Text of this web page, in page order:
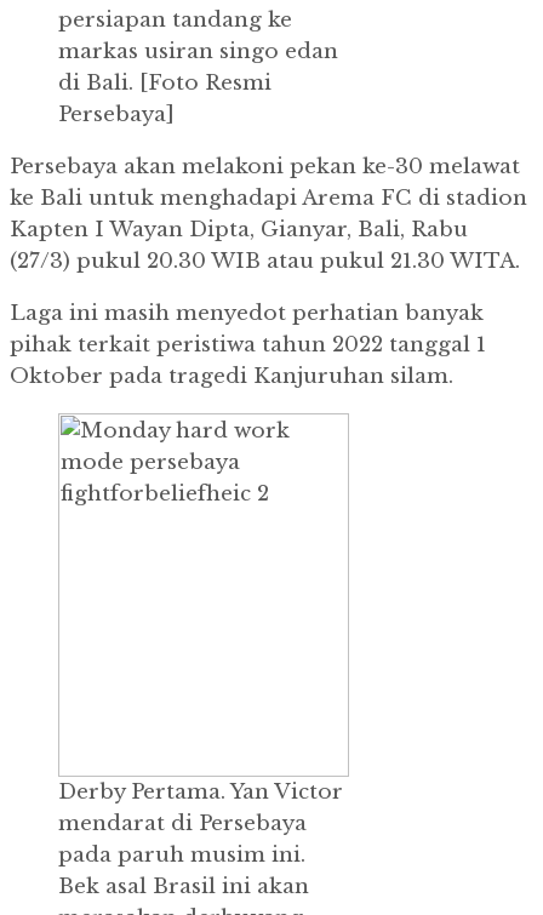
persiapan tandang ke
markas usiran singo edan
di Bali.
[Foto Resmi
Persebaya]
Persebaya akan melakoni pekan ke-30 melawat
ke Bali untuk menghadapi Arema FC di stadion
Kapten I Wayan Dipta, Gianyar, Bali, Rabu
(27/3) pukul 20.30 WIB atau pukul 21.30 WITA.
Laga ini masih menyedot perhatian banyak
pihak terkait peristiwa tahun 2022 tanggal 1
Oktober pada tragedi Kanjuruhan silam.
Derby Pertama.Yan Victor
mendarat di Persebaya
pada paruh musim ini.
Bek asal Brasil ini akan